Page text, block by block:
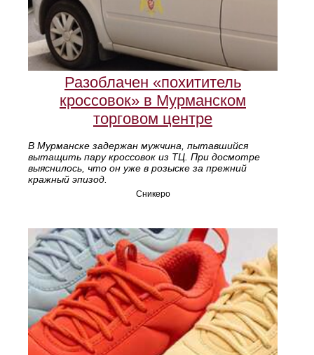
Разоблачен «похититель
кроссовок» в Мурманском
торговом центре
В Мурманске задержан мужчина, пытавшийся
вытащить пару кроссовок из ТЦ. При досмотре
выяснилось, что он уже в розыске за прежний
кражный эпизод.
Сникеро